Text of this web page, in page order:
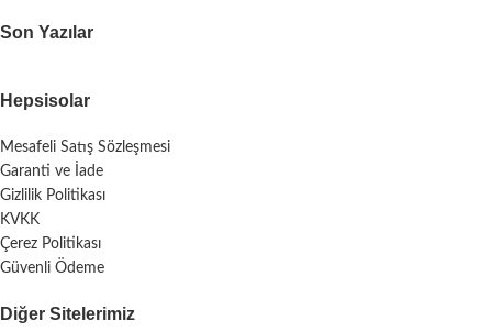
Son Yazılar
Hepsisolar
Mesafeli Satış Sözleşmesi
Garanti ve İade
Gizlilik Politikası
KVKK
Çerez Politikası
Güvenli Ödeme
Diğer Sitelerimiz